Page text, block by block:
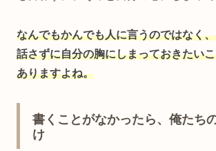
なんでもかんでも人に言うのではなく
話さずに自分の胸にしまっておきたい
ありますよね。
書くことがなかったら、俺たち
け